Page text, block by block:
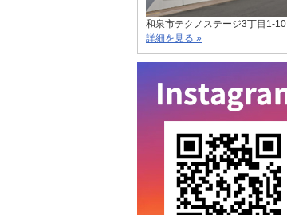
和泉市テクノステージ3丁目1-10
詳細を見る »